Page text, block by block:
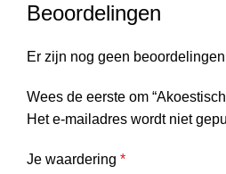
Beoordelingen
Er zijn nog geen
Wees de eerste om
Het e-mailadres wordt niet
Je waardering *